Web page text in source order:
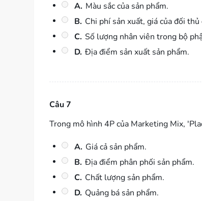
A. Màu sắc của sản phẩm.
B. Chi phí sản xuất, giá của đối
C. Số lượng nhân viên trong bộ
D. Địa điểm sản xuất sản phẩm.
Câu 7
Trong mô hình 4P của Marketing Mix,
A. Giá cả sản phẩm.
B. Địa điểm phân phối sản phẩm.
C. Chất lượng sản phẩm.
D. Quảng bá sản phẩm.